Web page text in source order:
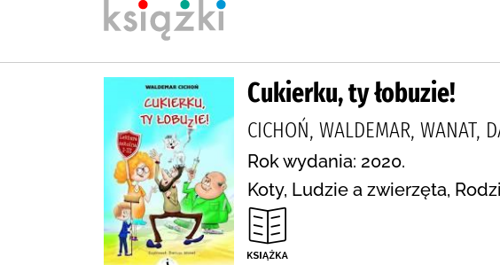
Cukierku, ty łobuzie!
CICHOŃ, WALDEMAR, WANAT,
Rok wydania: 2020.
Koty, Ludzie a zwierzęta,